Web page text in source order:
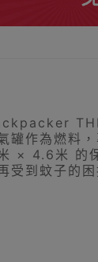
罐作為燃料
× 4.6米 的
受到蚊子的困